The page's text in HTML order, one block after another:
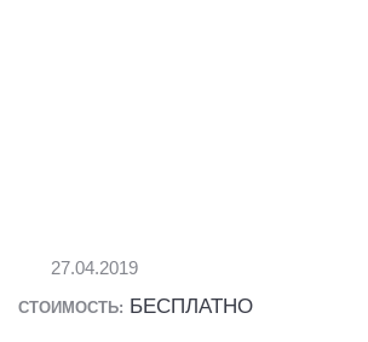
27.04.2019
СТОИМОСТЬ: БЕСПЛАТНО